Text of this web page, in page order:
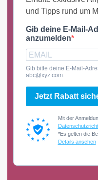
und Tipps rund um
Gib deine E-Mail-
anzumelden
Gib bitte deine E-Mail-
abc@xyz.com.
Jetzt Rabatt
Mit der
*Es gelten die
Details ansehen